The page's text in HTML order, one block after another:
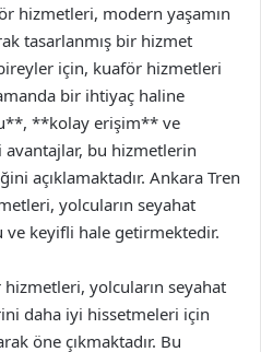
hizmetleri, modern yaşamın
tasarlanmış bir hizmet
için, kuaför hizmetleri
bir ihtiyaç haline
**kolay erişim** ve
bu hizmetlerin
açıklamaktadır. Ankara Tren
yolcuların seyahat
keyifli hale getirmektedir.
hizmetleri, yolcuların seyahat
daha iyi hissetmeleri için
öne çıkmaktadır. Bu